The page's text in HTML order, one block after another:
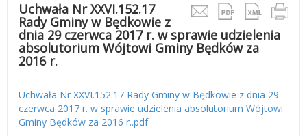
Uchwała Nr XXVI.152.17
Rady Gminy w Będkowie z
dnia 29 czerwca 2017 r. w sprawie udzielenia
absolutorium Wójtowi Gminy Będków za
2016 r.
Uchwała Nr XXVI.152.17 Rady Gminy w Będkowie z dnia 29
czerwca 2017 r. w sprawie udzielenia absolutorium Wójtowi
Gminy Będków za 2016 r..pdf